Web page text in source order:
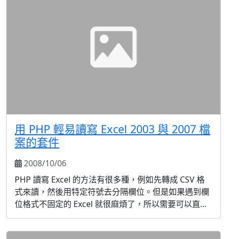
用 PHP 輕易讀寫 Excel 2003 與 2007 檔
案的套件
2008/10/06
PHP 讀寫 Excel 的方法有很多種，例如先轉成 CSV 格
式來讀，然後用特定符號去分隔欄位。但是如果遇到欄
位格式不固定的 Excel 就很麻煩了，所以需要可以直接
操作 excel 的方法，方便直接指定要取某欄某列的值。
如果是 Windows 系統的話可以使用 COM 元件去讀